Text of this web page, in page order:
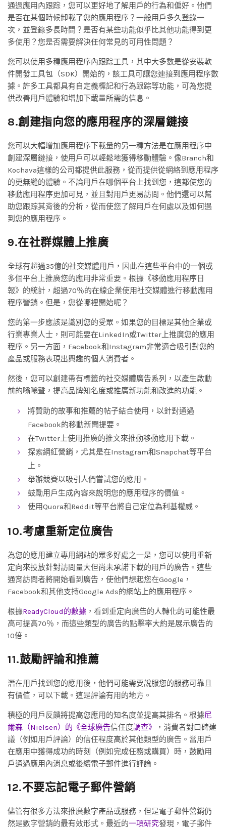
通過應用內跟踪，您可以更好地了解用戶的行為和偏好。他們
是否在某個時候卸載了您的應用程序？一般用戶多久登錄一
次，並登錄多長時間？是否有某些功能似乎比其他功能得到更
多使用？您是否需要解決任何常見的可用性問題？
您可以使用多種應用程序內跟踪工具，其中大多數是從安裝軟
件開發工具包（SDK）開始的，該工具可讓您連接到應用程序數
據。許多工具都具有自定義標記和行為跟踪等功能，可為您提
供改善用戶體驗和增加下載量所需的信息。
8.創建指向您的應用程序的深層鏈接
您可以大幅增加應用程序下載量的另一種方法是在應用程序中
創建深層鏈接，使用戶可以輕鬆地獲得移動體驗。像Branch和
Kochava這樣的公司都提供此服務，從而提供從網絡到應用程序
的更無縫的體驗。不論用戶在哪個平台上找到您，這都使您的
移動應用程序更加可見，並且對用戶更易訪問。他們還可以幫
助您跟踪其背後的分析，從而使您了解用戶在何處以及如何遇
到您的應用程序。
9.在社群媒體上推廣
全球有超過35億的社交媒體用戶，因此在這些平台中的一個或
多個平台上推廣您的應用非常重要。根據《移動應用程序日
報》的統計，超過70％的在線企業使用社交媒體進行移動應用
程序營銷。但是，您從哪裡開始呢？
您的第一步應該是識別您的受眾。如果您的目標是其他企業或
行業專業人士，則可能要在LinkedIn或Twitter上推廣您的應用
程序。另一方面，Facebook和Instagram非常適合吸引對您的
產品或服務表現出興趣的個人消費者。
然後，您可以創建帶有標籤的社交媒體廣告系列，以產生啟動
前的嗡嗡聲，提高品牌知名度或推廣新功能和改進的功能。
將贊助的故事和推薦的帖子結合使用，以針對通過
Facebook的移動新聞提要。
在Twitter上使用推廣的推文來推動移動應用下載。
探索網紅營銷，尤其是在Instagram和Snapchat等平台
上。
舉辦競賽以吸引人們嘗試您的應用。
鼓勵用戶生成內容來說明您的應用程序的價值。
使用Quora和Reddit等平台將自己定位為利基權威。
10.考慮重新定位廣告
為您的應用建立專用網站的眾多好處之一是，您可以使用重新
定向來投放針對訪問量大但尚未承諾下載的用戶的廣告。這些
通宵訪問者將開始看到廣告，使他們想起您在Google，
Facebook和其他支持Google Ads的網站上的應用程序。
根據ReadyCloud的數據 ，看到重定向廣告的人轉化的可能性最
高可提高70％，而這些類型的廣告的點擊率大約是展示廣告的
10倍。
11.鼓勵評論和推薦
潛在用戶找到您的應用後，他們可能需要說服您的服務可靠且
有價值，可以下載。這是評論有用的地方。
積極的用戶反饋將提高您應用的知名度並提高其排名。根據尼
爾森（Nielsen）的《全球廣告信任度調查》
，消費者對口碑建
議（例如用戶評論）的信任程度高於其他類型的廣告。當用戶
在應用中獲得成功的時刻（例如完成任務或購買）時，鼓勵用
戶通過應用內消息或後續電子郵件進行評論。
12.不要忘記電子郵件營銷
儘管有很多方法來推廣數字產品或服務，但是電子郵件營銷仍
然是數字營銷的最有效形式。最近的一項研究發現，電子郵件